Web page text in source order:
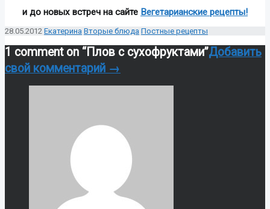
и до новых встреч на сайте Вегетарианские рецепты!
28.05.2012 Екатерина Вторые блюда Постные рецепты
1 comment on “Плов с сухофруктами”Добавить
свой комментарий →